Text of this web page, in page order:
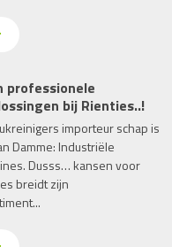
professionele
bij Rienties..!
importeur schap is
Damme: Industriële
Dusss… kansen voor
breidt zijn